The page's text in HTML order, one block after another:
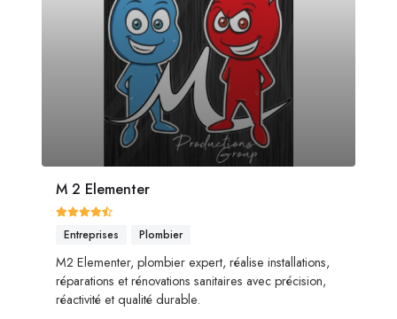
M 2 Elementer
Entreprises Plombier
M2 Elementer, plombier expert, réalise installations,
réparations et rénovations sanitaires avec précision,
réactivité et qualité durable.